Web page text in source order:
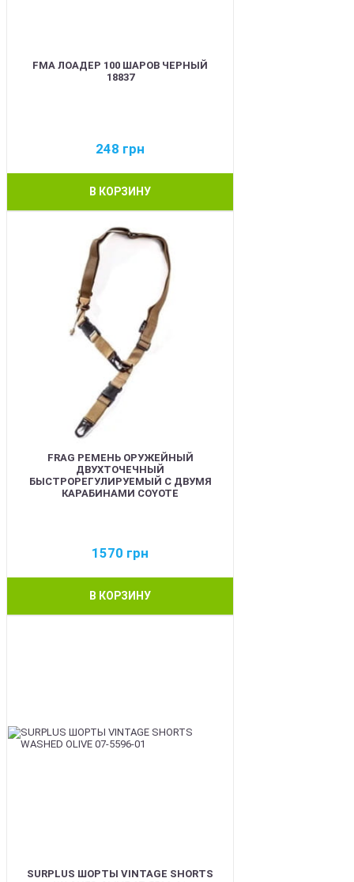
FMA ЛОАДЕР 100 ШАРОВ ЧЕРНЫЙ
18837
248 грн
В КОРЗИНУ
FRAG РЕМЕНЬ ОРУЖЕЙНЫЙ
ДВУХТОЧЕЧНЫЙ
БЫСТРОРЕГУЛИРУЕМЫЙ С ДВУМЯ
КАРАБИНАМИ COYOTE
1570 грн
В КОРЗИНУ
SURPLUS ШОРТЫ VINTAGE SHORTS